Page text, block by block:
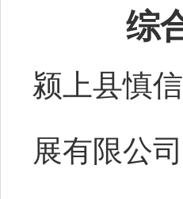
综
颍上县慎
展有限公司